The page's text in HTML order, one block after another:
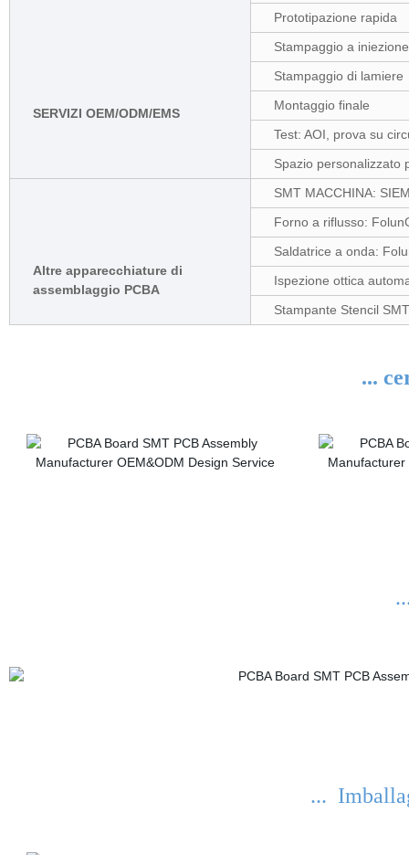
SERVIZI OEM/ODM/EMS
Prototipazione rapida
Stampaggio a
Stampaggio di lamiere
Montaggio finale
Test: AOI, prova su
Spazio personalizzato
Altre apparecchiature di
assemblaggio PCBA
SMT MACCHINA:
Forno a riflusso:
Saldatrice a onda:
Ispezione ottica
Stampante Stencil
...
...